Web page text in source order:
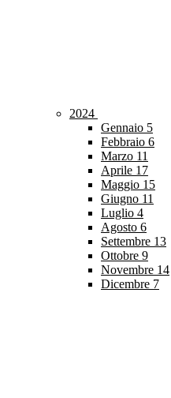
2024
Gennaio 5
Febbraio 6
Marzo 11
Aprile 17
Maggio 15
Giugno 11
Luglio 4
Agosto 6
Settembre 13
Ottobre 9
Novembre 14
Dicembre 7